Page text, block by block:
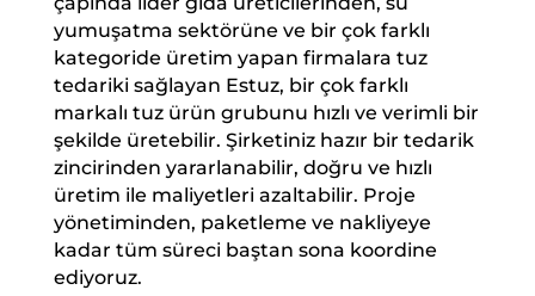
yumuşatma sektörüne ve bir çok farklı
kategoride üretim yapan firmalara tuz
tedariki sağlayan Estuz, bir çok farklı
markalı tuz ürün grubunu hızlı ve verimli bir
şekilde üretebilir. Şirketiniz hazır bir tedarik
zincirinden yararlanabilir, doğru ve hızlı
üretim ile maliyetleri azaltabilir. Proje
yönetiminden, paketleme ve nakliyeye
kadar tüm süreci baştan sona koordine
ediyoruz.